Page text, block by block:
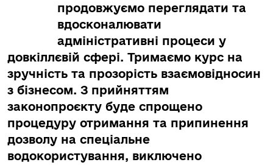
продовжуємо переглядати та
вдосконалювати
адміністративні процеси у
довкіллєвій сфері. Тримаємо курс на
зручність та прозорість взаємовідносин
з бізнесом. З прийняттям
законопроєкту буде спрощено
процедуру отримання та припинення
дозволу на спеціальне
водокористування, виключено